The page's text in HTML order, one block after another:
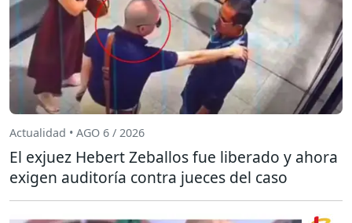
Actualidad • AGO 6 / 2026
El exjuez Hebert Zeballos fue liberado y ahora
exigen auditoría contra jueces del caso